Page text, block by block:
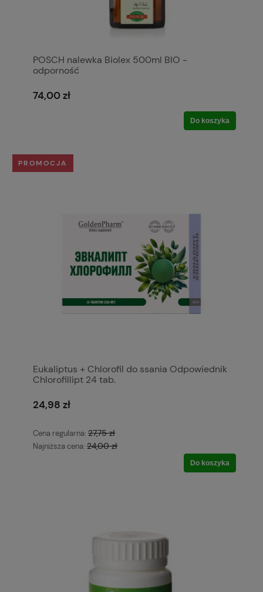
POSCH nalewka Biolex 500ml BIO -
odporność
74,00 zł
Do koszyka
Eukaliptus + Chlorofil do ssania Odpowiednik
Chlorofillipt 24 tab.
24,98 zł
Cena regularna: 27,75 zł
Najniższa cena: 24,00 zł
Do koszyka
PROMOCJA